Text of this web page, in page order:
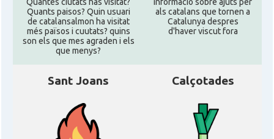
Quants paisos? Quin usuari
de catalansalmon ha visitat
més països i cuutats? quins
son els que mes agraden i els
que menys?
als catalans que tornen a
Catalunya despres
d'haver viscut fora
Sant Joans Calçotades